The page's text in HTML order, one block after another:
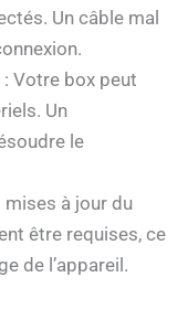
Un câble mal
: Votre box peut
Un
le
mises à jour du
être requises, ce
de l’appareil.